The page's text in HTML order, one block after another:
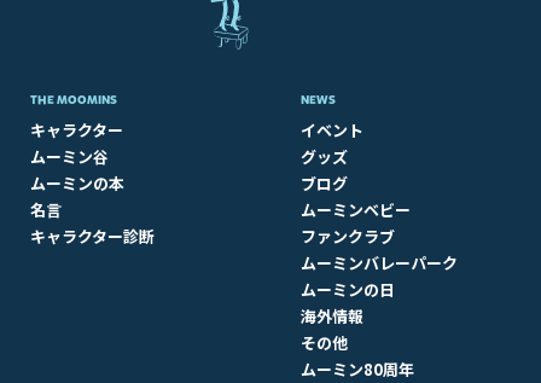
THE MOOMINS
キャラクター
ムーミン谷
ムーミンの本
名言
キャラクター診断
NEWS
イベント
グッズ
ブログ
ムーミンベビー
ファンクラブ
ムーミンバレーパーク
ムーミンの日
海外情報
その他
ムーミン80周年